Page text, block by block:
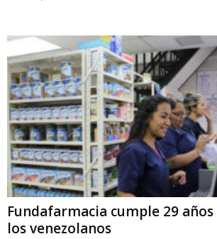
Fundafarmacia cumple 29
los venezolanos